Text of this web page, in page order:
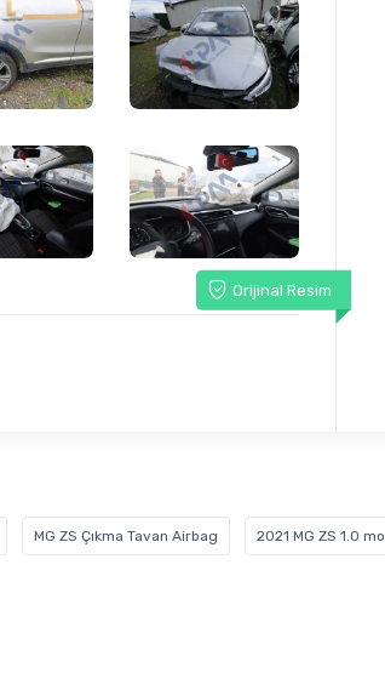
Orijinal Resim
MG ZS Çıkma Tavan Airbag 2021 MG ZS 1.0